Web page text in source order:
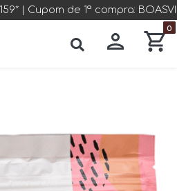
| Cupom de 1ª compra:
0